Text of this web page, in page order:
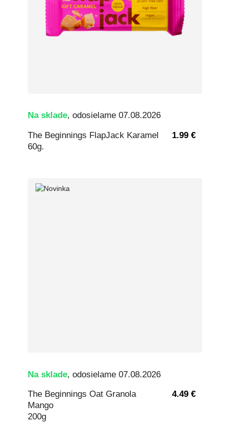
Na sklade, odosielame 07.08.2026
The Beginnings FlapJack Karamel
60g.
1.99 €
Na sklade, odosielame 07.08.2026
The Beginnings Oat Granola
Mango
200g
4.49 €